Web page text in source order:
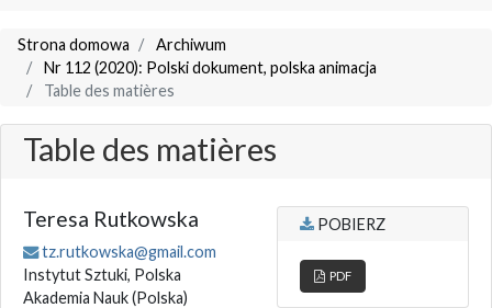
Strona domowa
Archiwum
Nr 112 (2020): Polski dokument, polska animacja
Table des matières
Table des matières
Teresa Rutkowska
tz.rutkowska@gmail.com
Instytut Sztuki, Polska
Akademia Nauk(Polska)
POBIERZ
PDF